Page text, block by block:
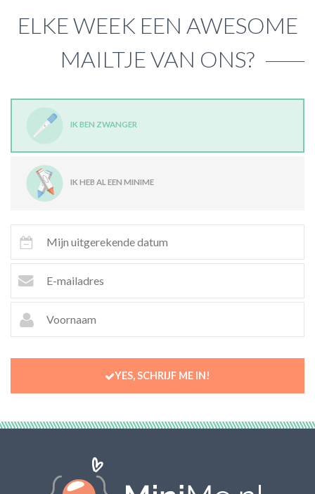
ELKE WEEK EEN AWESOME
MAILTJE VAN ONS?
IK BEN ZWANGER
IK HEB AL EEN MINIME
YES, SCHRIJF ME IN!